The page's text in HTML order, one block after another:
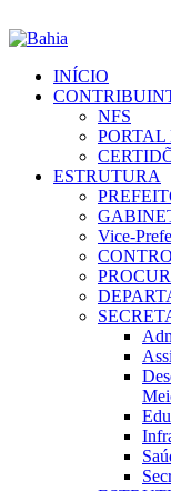
INÍCIO
NFS
ESTRUTURA
Vice-